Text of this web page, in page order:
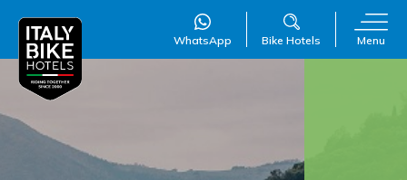
Menu
Bike Hotels
WhatsApp
WillAI